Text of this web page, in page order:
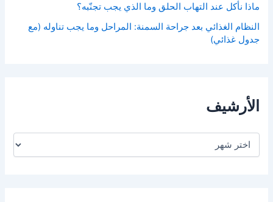
ماذا نأكل عند التهاب الحلق وما الذي يجب تجنّبه؟
النظام الغذائي بعد جراحة السمنة: المراحل وما يجب تناوله (مع
جدول غذائي)
الأرشيف